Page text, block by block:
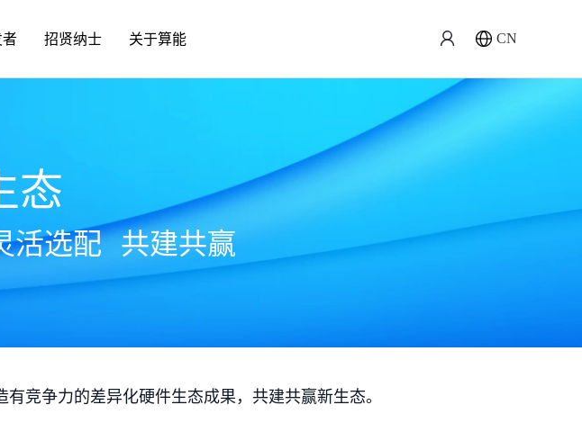
招贤纳士 关于算能 CN
态
活选配 共建共赢
竞争力的差异化硬件生态成果，共建共赢新生态。